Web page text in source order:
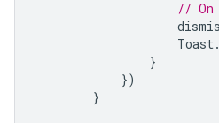
//